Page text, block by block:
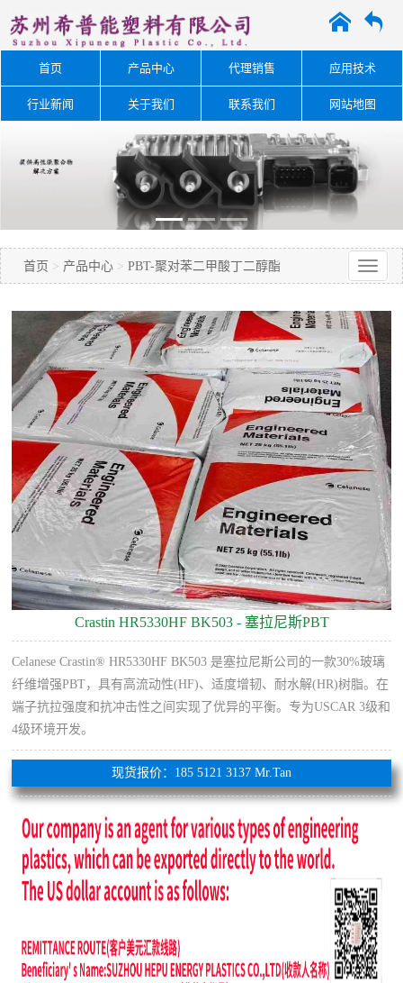
A O
首页 产品中心 代理销售 应用技术
行业新闻 关于我们 联系我们 网站地图
首页 > 产品中心 > PBT-聚对苯二甲酸丁二醇酯
Crastin HR5330HF BK503 - 塞拉尼斯PBT
Celanese Crastin® HR5330HF BK503 是塞拉尼斯公司的一款30%玻璃
纤维增强PBT，具有高流动性(HF)、适度增韧、耐水解(HR)树脂。在
端子抗拉强度和抗冲击性之间实现了优异的平衡。专为USCAR 3级和
4级环境开发。
现货报价：185 5121 3137 Mr.Tan